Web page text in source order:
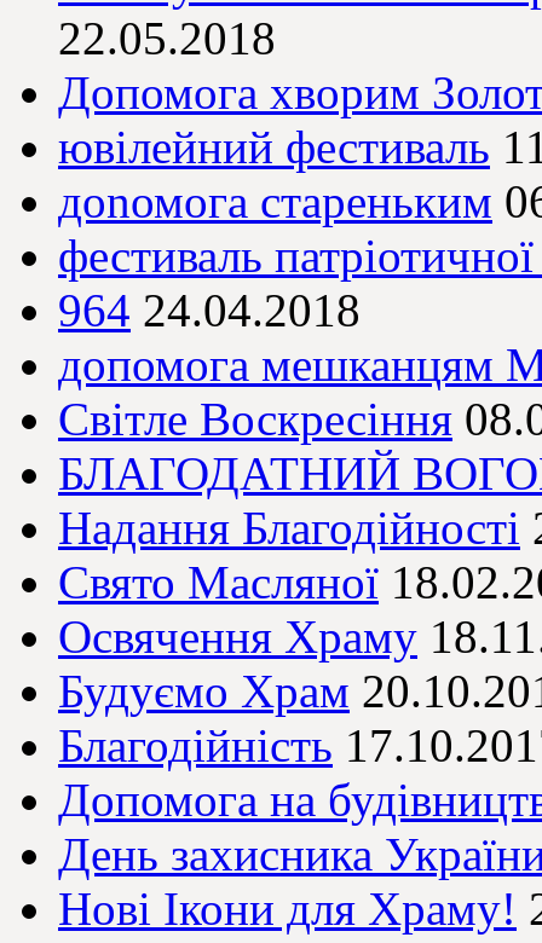
22.05.2018
Допомога хворим
ювілейний фестиваль
доnомога стареньким
фестиваль патріотичної
964 24.04.2018
допомога мешканцям
Світле Воскресіння
БЛАГОДАТНИЙ
Надання Благодійності
Свято Масляної
Освячення Храму
Будуємо Храм
Благодійність
Допомога на
День захисника
Нові Ікони для Храму!